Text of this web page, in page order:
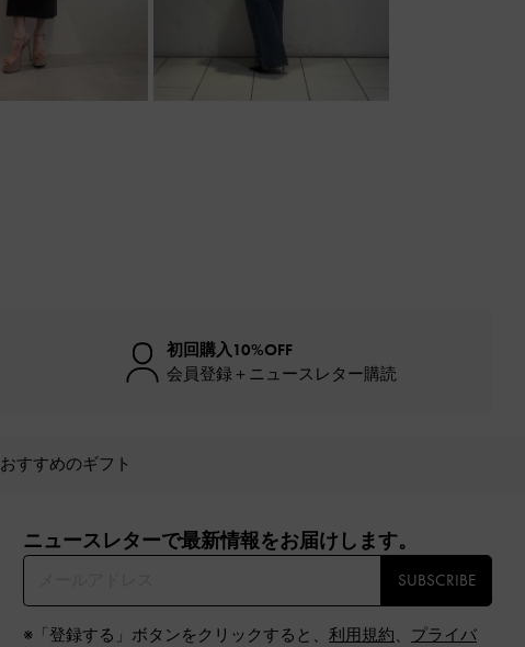
初回購入10%OFF
会員登録＋ニュースレター購読
おすすめのギフト
ニュースレターで最新情報をお届けします。​
SUBSCRIBE
※「登録する」ボタンをクリックすると、 利用規約、 プライバ